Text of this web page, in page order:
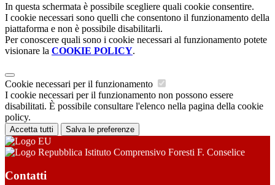
In questa schermata è possibile scegliere quali cookie consentire.
I cookie necessari sono quelli che consentono il funzionamento della
piattaforma e non è possibile disabilitarli.
Per conoscere quali sono i cookie necessari al funzionamento potete
visionare la COOKIE POLICY.
Cookie necessari per il funzionamento
I cookie necessari per il funzionamento non possono essere
disabilitati. È possibile consultare l'elenco nella pagina della cookie
policy.
Accetta tutti Salva le preferenze
Istituto Comprensivo Foresti F. Conselice
Contatti